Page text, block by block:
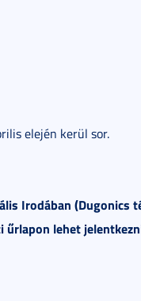
elején kerül sor.
Irodában (Dugonics
űrlapon lehet